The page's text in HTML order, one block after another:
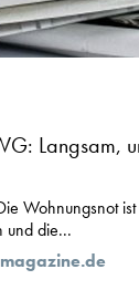
Langsam,
Wohnungsnot
und die...